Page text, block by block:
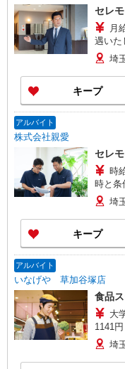
セレ
月
遇い
試用
せん） ＜モデル月収例＞ （入社1年目）月収32万
円 基
（1回1
社5年
埼
キープ
アルバイト
株式会社親愛
セレ
時
時と条
埼
キープ
アルバイト
いなげや 草加谷塚店
食品
大
1141円 ★職種限定募集のため、勤務時間・曜日項
目を埼